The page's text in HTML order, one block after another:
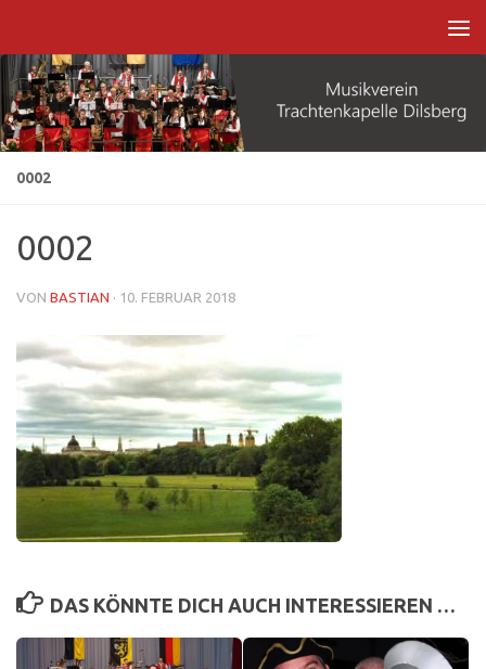
0002
0002
VON BASTIAN · 10. FEBRUAR 2018
DAS KÖNNTE DICH AUCH INTERESSIEREN …